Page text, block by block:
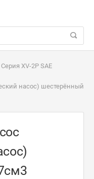
Серия XV-2P SAE
насос) шестерённый